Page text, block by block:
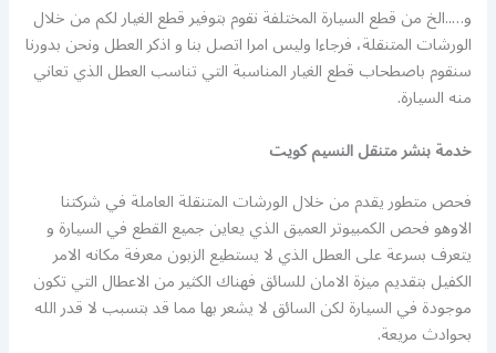
و…..الخ من قطع السيارة المختلفة نقوم بتوفير قطع الغيار لكم من خلال
الورشات المتنقلة، فرجاءا وليس امرا اتصل بنا و اذكر العطل ونحن بدورنا
سنقوم باصطحاب قطع الغيار المناسبة التي تناسب العطل الذي تعاني
منه السيارة.
خدمة بنشر متنقل النسيم كويت
فحص متطور يقدم من خلال الورشات المتنقلة العاملة في شركتنا
الاوهو فحص الكمبيوتر العميق الذي يعاين جميع القطع في السيارة و
يتعرف بسرعة على العطل الذي لا يستطيع الزبون معرفة مكانه الامر
الكفيل بتقديم ميزة الامان للسائق فهناك الكثير من الاعطال التي تكون
موجودة في السيارة لكن السائق لا يشعر بها مما قد بتسبب لا قدر الله
بحوادث مريعة.